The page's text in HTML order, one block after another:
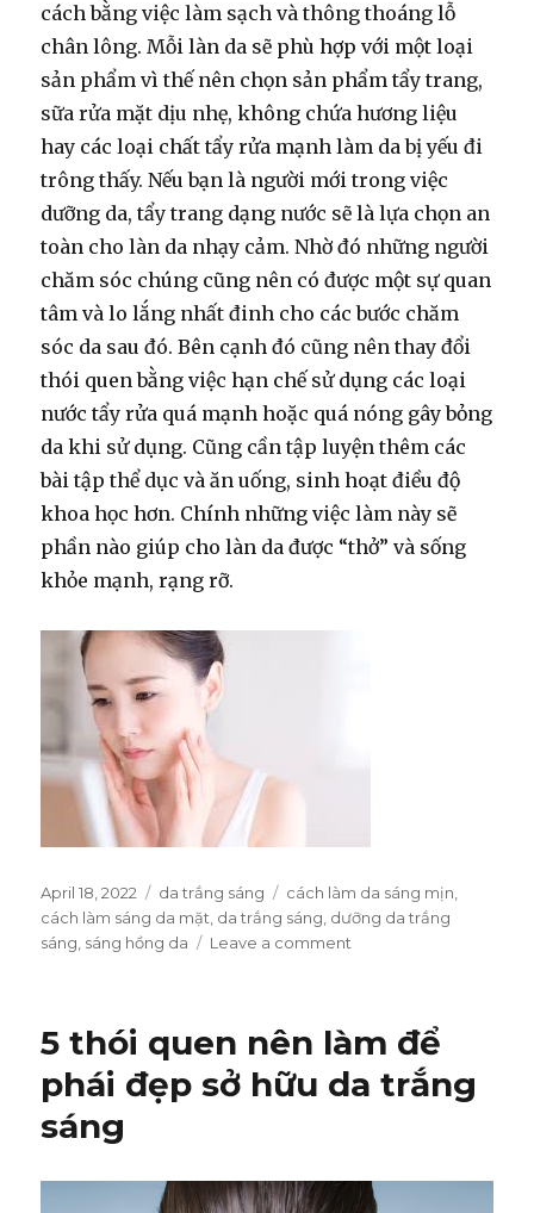
cách bằng việc làm sạch và thông thoáng lỗ
chân lông. Mỗi làn da sẽ phù hợp với một loại
sản phẩm vì thế nên chọn sản phẩm tẩy trang,
sữa rửa mặt dịu nhẹ, không chứa hương liệu
hay các loại chất tẩy rửa mạnh làm da bị yếu đi
trông thấy. Nếu bạn là người mới trong việc
dưỡng da, tẩy trang dạng nước sẽ là lựa chọn an
toàn cho làn da nhạy cảm. Nhờ đó những người
chăm sóc chúng cũng nên có được một sự quan
tâm và lo lắng nhất đinh cho các bước chăm
sóc da sau đó. Bên cạnh đó cũng nên thay đổi
thói quen bằng việc hạn chế sử dụng các loại
nước tẩy rửa quá mạnh hoặc quá nóng gây bỏng
da khi sử dụng. Cũng cần tập luyện thêm các
bài tập thể dục và ăn uống, sinh hoạt điều độ
khoa học hơn. Chính những việc làm này sẽ
phần nào giúp cho làn da được “thở” và sống
khỏe mạnh, rạng rỡ.
Posted
on
April 18, 2022 Categories
da trắng sáng Tags
cách làm da sáng mịn
cách làm sáng da mặt da trắng sáng dưỡng da trắng
sáng sáng hồng da Leave a comment
Chinh
Vẻ
Bên
5 thói quen nên làm để
phái đẹp sở hữu da trắng
sáng